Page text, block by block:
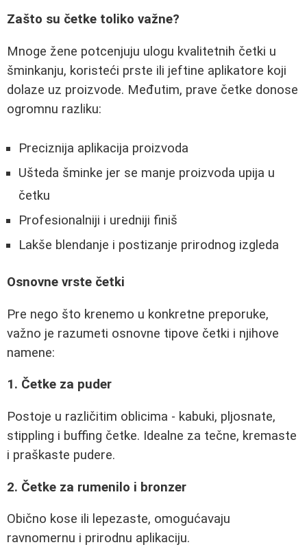
Zašto su četke toliko važne?
Mnoge žene potcenjuju ulogu kvalitetnih četki u
šminkanju, koristeći prste ili jeftine aplikatore koji
dolaze uz proizvode. Međutim, prave četke donose
ogromnu razliku:
Preciznija aplikacija proizvoda
Ušteda šminke jer se manje proizvoda upija u
četku
Profesionalniji i uredniji finiš
Lakše blendanje i postizanje prirodnog izgleda
Osnovne vrste četki
Pre nego što krenemo u konkretne preporuke,
važno je razumeti osnovne tipove četki i njihove
namene:
1. Četke za puder
Postoje u različitim oblicima - kabuki, pljosnate,
stippling i buffing četke. Idealne za tečne, kremaste
i praškaste pudere.
2. Četke za rumenilo i bronzer
Obično kose ili lepezaste, omogućavaju
ravnomernu i prirodnu aplikaciju.